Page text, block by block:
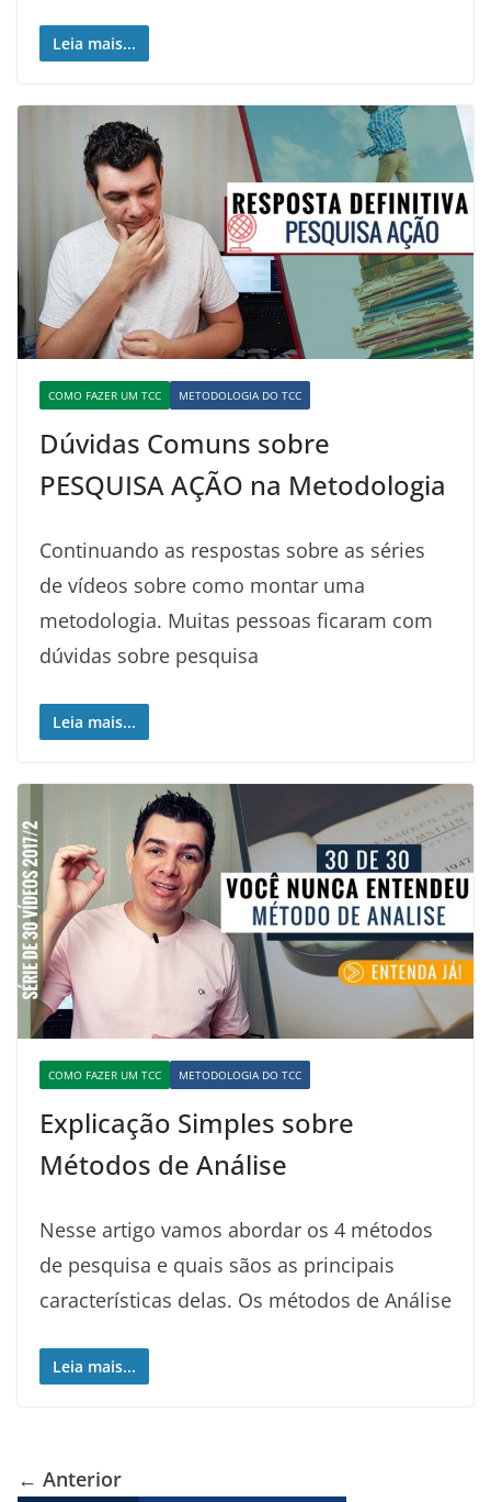
Leia mais...
COMO FAZER UM TCC METODOLOGIA DO TCC
Dúvidas Comuns sobre
PESQUISA AÇÃO na Metodologia
Continuando as respostas sobre as séries
de vídeos sobre como montar uma
metodologia. Muitas pessoas ficaram com
dúvidas sobre pesquisa
Leia mais...
COMO FAZER UM TCC METODOLOGIA DO TCC
Explicação Simples sobre
Métodos de Análise
Nesse artigo vamos abordar os 4 métodos
de pesquisa e quais sãos as principais
características delas. Os métodos de Análise
Leia mais...
← Anterior